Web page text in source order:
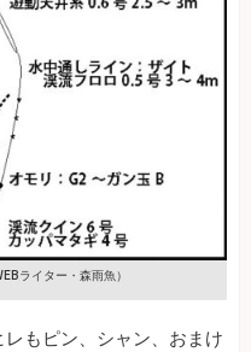
ライター・森雨魚）
もピン、シャン、おまけ